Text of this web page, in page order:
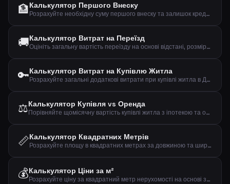
🏦Калькулятор Першого Внеску
Розрахуйте необхідну суму першого внеску та залишок кредиту на основі ціни покупки та відсотка першого внеску.
🚚Калькулятор Витрат на Переїзд
Оцініть загальну вартість переїзду на основі відстані, розміру житла, поверху та додаткових послуг.
🔑Калькулятор Витрат на Купівлю Житла
Розрахуйте загальні додаткові витрати при купівлі житла в Данії — реєстраційні збори, адвокат, банківські збори та страхування права власності.
⚖️Калькулятор Купівля vs Оренда
Порівняйте щомісячну вартість купівлі житла з іпотекою та оренди, включаючи витрати власника.
📏Калькулятор Квадратних Метрів
Розрахуйте площу в квадратних метрах за довжиною та шириною, та оцініть загальну вартість, якщо вказано ціну за квадратний метр.
💰Калькулятор Ціни за м²
Розрахуйте ціну за квадратний метр нерухомості на основі загальної ціни та житлової площі.